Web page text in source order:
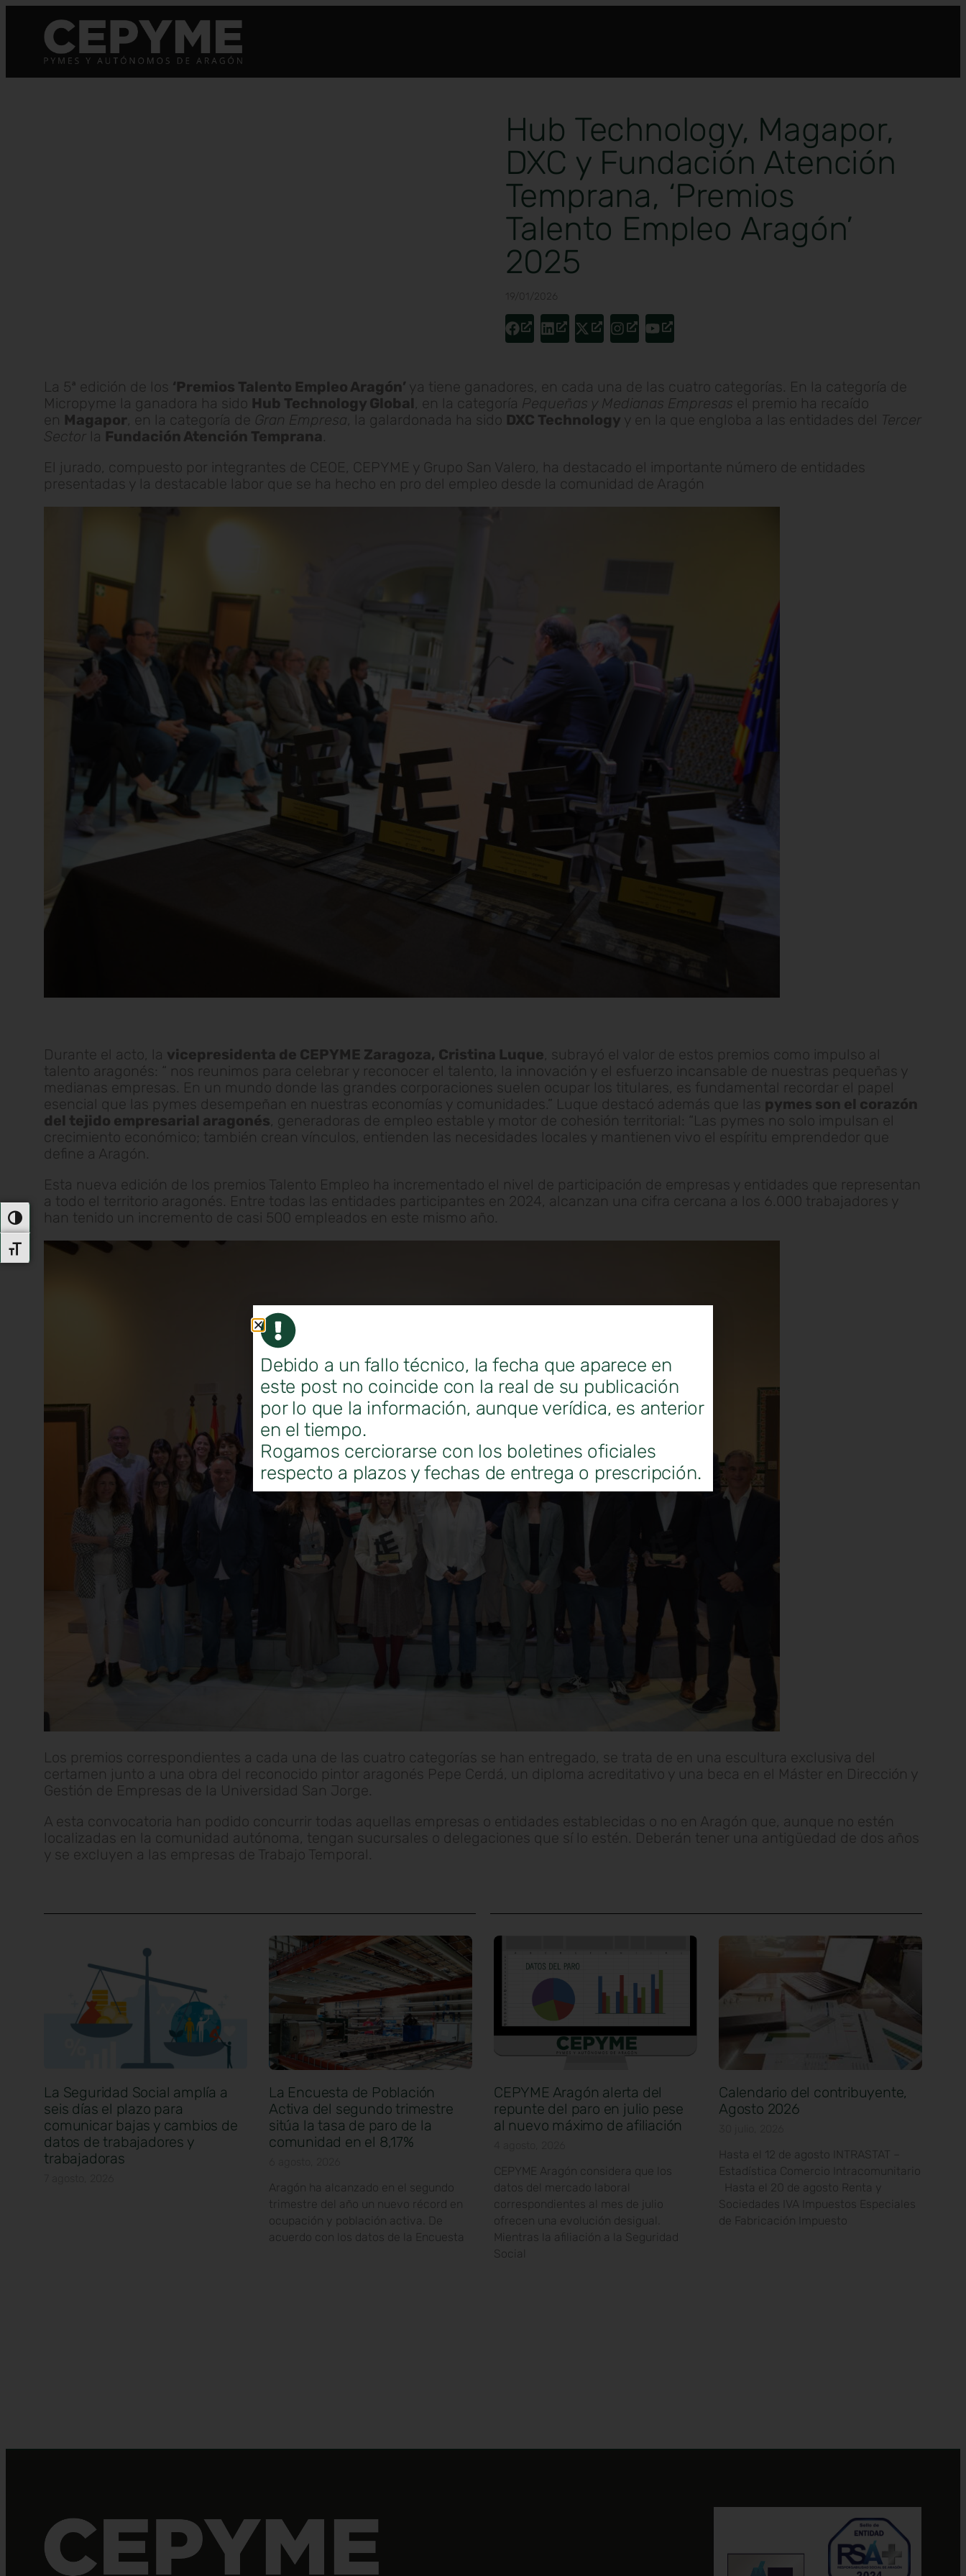
Alternar Alto Contraste
Alternar Tamaño De Letra
Hub Technology, Magapor,
DXC y Fundación Atención
Temprana, ‘Premios
Talento Empleo Aragón’
2025
19/01/2026
La 5ª edición de los ‘Premios Talento Empleo Aragón’ ya tiene ganadores, en cada una de las cuatro categorías. En la categoría de
Micropyme la ganadora ha sido Hub Technology Global, en la categoría Pequeñas y Medianas Empresas el premio ha recaído
en Magapor, en la categoría de Gran Empresa, la galardonada ha sido DXC Technology y en la que engloba a las entidades del Tercer
Sector la Fundación Atención Temprana.
El jurado, compuesto por integrantes de CEOE, CEPYME y Grupo San Valero, ha destacado el importante número de entidades
presentadas y la destacable labor que se ha hecho en pro del empleo desde la comunidad de Aragón
Durante el acto, la vicepresidenta de CEPYME Zaragoza, Cristina Luque, subrayó el valor de estos premios como impulso al
talento aragonés: “ nos reunimos para celebrar y reconocer el talento, la innovación y el esfuerzo incansable de nuestras pequeñas y
medianas empresas. En un mundo donde las grandes corporaciones suelen ocupar los titulares, es fundamental recordar el papel
esencial que las pymes desempeñan en nuestras economías y comunidades.” Luque destacó además que las pymes son el corazón
del tejido empresarial aragonés, generadoras de empleo estable y motor de cohesión territorial: “Las pymes no solo impulsan el
crecimiento económico; también crean vínculos, entienden las necesidades locales y mantienen vivo el espíritu emprendedor que
define a Aragón.
Esta nueva edición de los premios Talento Empleo ha incrementado el nivel de participación de empresas y entidades que representan
a todo el territorio aragonés. Entre todas las entidades participantes en 2024, alcanzan una cifra cercana a los 6.000 trabajadores y
han tenido un incremento de casi 500 empleados en este mismo año.
Los premios correspondientes a cada una de las cuatro categorías se han entregado, se trata de en una escultura exclusiva del
certamen junto a una obra del reconocido pintor aragonés Pepe Cerdá, un diploma acreditativo y una beca en el Máster en Dirección y
Gestión de Empresas de la Universidad San Jorge.
A esta convocatoria han podido concurrir todas aquellas empresas o entidades establecidas o no en Aragón que, aunque no estén
localizadas en la comunidad autónoma, tengan sucursales o delegaciones que sí lo estén. Deberán tener una antigüedad de dos años
y se excluyen a las empresas de Trabajo Temporal.
La Seguridad Social amplía a
seis días el plazo para
comunicar bajas y cambios de
datos de trabajadores y
trabajadoras
La Encuesta de Población
Activa del segundo trimestre
sitúa la tasa de paro de la
comunidad en el 8,17%
Aragón ha alcanzado en el segundo
trimestre del año un nuevo récord en
ocupación y población activa. De
acuerdo con los datos de la Encuesta
CEPYME Aragón alerta del
repunte del paro en julio pese
al nuevo máximo de afiliación
CEPYME Aragón considera que los
datos del mercado laboral
correspondientes al mes de julio
ofrecen una evolución desigual.
Mientras la afiliación a la Seguridad
Social
Calendario del contribuyente,
Agosto 2026
Hasta el 12 de agosto INTRASTAT –
Estadística Comercio Intracomunitario
Hasta el 20 de agosto Renta y
Sociedades IVA Impuestos Especiales
de Fabricación Impuesto
Debido a un fallo técnico, la fecha que aparece en
este post no coincide con la real de su publicación
por lo que la información, aunque verídica, es anterior
en el tiempo.
Rogamos cerciorarse con los boletines oficiales
respecto a plazos y fechas de entrega o prescripción.